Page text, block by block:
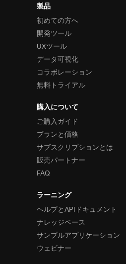
製品
初めての方へ
開発ツール
UXツール
データ可視化
コラボレーション
無料トライアル
購入について
ご購入ガイド
プランと価格
サブスクリプションとは
販売パートナー
FAQ
ラーニング
ヘルプとAPIドキュメント
ナレッジベース
サンプルアプリケーション
ウェビナー